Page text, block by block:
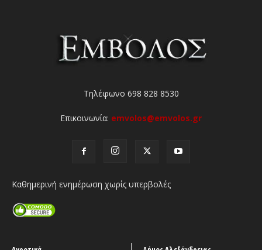
Τηλέφωνο 698 828 8530
Επικοινωνία: emvolos@emvolos.gr
Καθημερινή ενημέρωση χωρίς υπερβολές